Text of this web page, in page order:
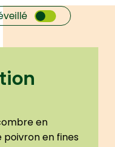
en
en fines